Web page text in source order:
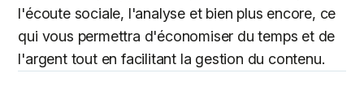
l'écoute sociale, l'analyse et bien plus encore, ce
qui vous permettra d'économiser du temps et de
l'argent tout en facilitant la gestion du contenu.